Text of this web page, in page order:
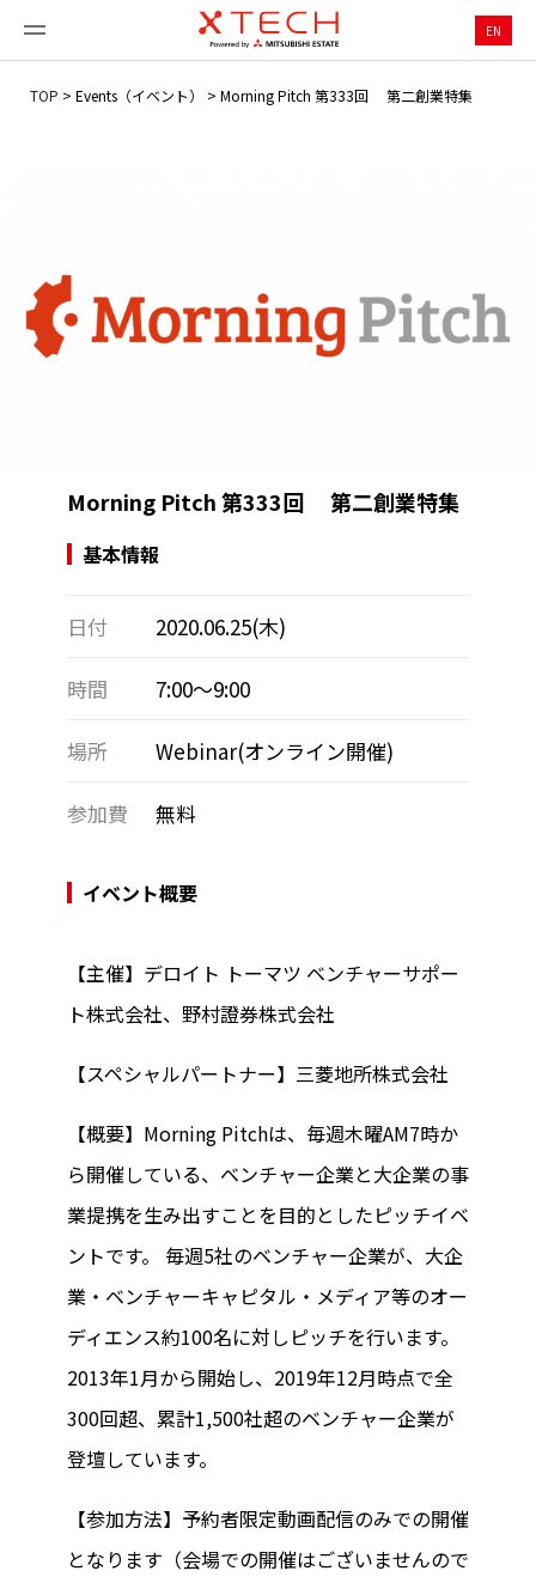
EN
TOP > Events（イベント） > Morning Pitch 第333回 第二創業特集
Morning Pitch 第333回 第二創業特集
基本情報
日付 2020.06.25(木)
時間 7:00～9:00
場所 Webinar(オンライン開催)
参加費 無料
イベント概要
【主催】デロイト トーマツ ベンチャーサポー
ト株式会社、野村證券株式会社
【スペシャルパートナー】三菱地所株式会社
【概要】Morning Pitchは、毎週木曜AM7時か
ら開催している、ベンチャー企業と大企業の事
業提携を生み出すことを目的としたピッチイベ
ントです。 毎週5社のベンチャー企業が、大企
業・ベンチャーキャピタル・メディア等のオー
ディエンス約100名に対しピッチを行います。
2013年1月から開始し、2019年12月時点で全
300回超、累計1,500社超のベンチャー企業が
登壇しています。
【参加方法】予約者限定動画配信のみでの開催
となります（会場での開催はございませんので